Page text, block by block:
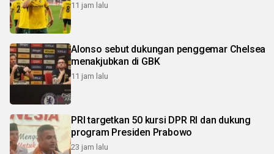
11 jam lalu
Alonso sebut dukungan penggemar Chelsea
menakjubkan di GBK
11 jam lalu
PRI targetkan 50 kursi DPR RI dan dukung
program Presiden Prabowo
23 jam lalu